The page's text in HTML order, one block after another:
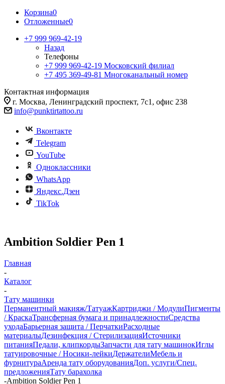
Корзина0
Отложенные0
+7 999 969-42-19
Назад
Телефоны
+7 999 969-42-19 Московский филиал
+7 495 369-49-81 Многоканальный номер
Контактная информация
г. Москва, Ленинградский проспект, 7с1, офис 238
info@punktirtattoo.ru
Вконтакте
Telegram
YouTube
Одноклассники
WhatsApp
Яндекс.Дзен
TikTok
Ambition Soldier Pen 1
Главная
-
Каталог
-
Тату машинки
Перманентный макияж/ТатуажКартриджи / МодулиПигменты
/ КраскаТрансферная бумага и принадлежностиСредства
уходаБарьерная защита / ПерчаткиРасходные
материалыДезинфекция / СтерилизацияИсточники
питанияПедали, клипкордыЗапчасти для тату машинокИглы
татуировочные / Носики-лейкиДержателиМебель и
фурнитураАренда тату оборудованияДоп. услуги/Спец.
предложенияТату барахолка
-Ambition Soldier Pen 1